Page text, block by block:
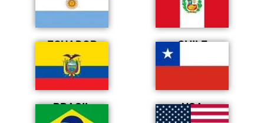
ECUADOR CHILE
BRASIL USA